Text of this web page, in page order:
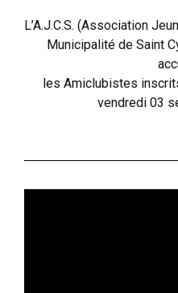
L’A.J.C.S. (Association
Municipalité de Saint
les Amiclubistes
vendredi 03